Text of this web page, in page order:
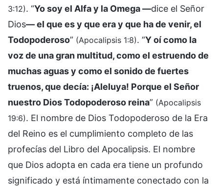
3:12). “Yo soy el Alfa y la Omega —dice el Señor
Dios— el que es y que era y que ha de venir, el
Todopoderoso” (Apocalipsis 1:8). “Y oí como la
voz de una gran multitud, como el estruendo de
muchas aguas y como el sonido de fuertes
truenos, que decía: ¡Aleluya! Porque el Señor
nuestro Dios Todopoderoso reina” (Apocalipsis
19:6). El nombre de Dios Todopoderoso de la Era
del Reino es el cumplimiento completo de las
profecías del Libro del Apocalipsis. El nombre
que Dios adopta en cada era tiene un profundo
significado y está íntimamente conectado con la